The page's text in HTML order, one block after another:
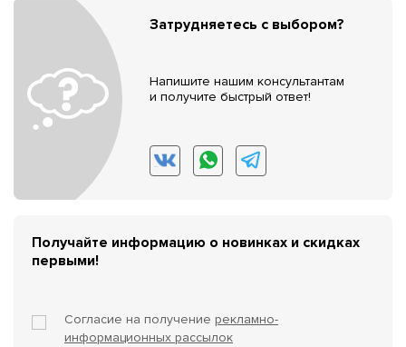
Затрудняетесь с выбором?
Напишите нашим консультантам
и получите быстрый ответ!
Получайте информацию о новинках и скидках
первыми!
Согласие на получение рекламно-
информационных рассылок